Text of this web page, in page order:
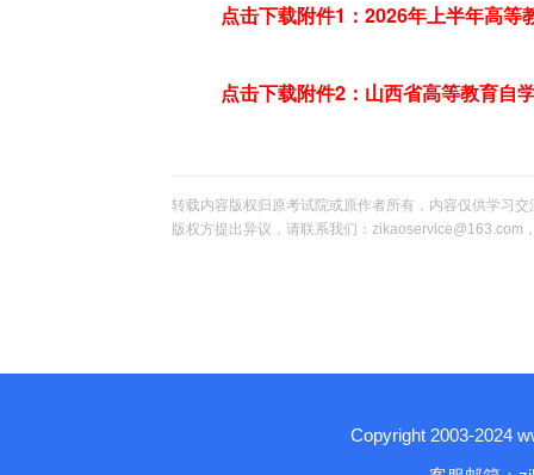
点击下载附件1：2026年上半年高
点击下载附件2：山西省高等教育自
转载内容版权归原考试院或原作者所有，内容仅供学习
版权方提出异议，请联系我们：zikaoservice@163.com
Copyright 2003-2024